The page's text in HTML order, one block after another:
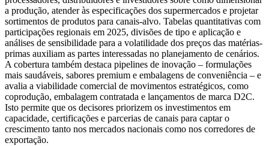
a produção, atender às especificações dos supermercados e projetar
sortimentos de produtos para canais-alvo. Tabelas quantitativas com
participações regionais em 2025, divisões de tipo e aplicação e
análises de sensibilidade para a volatilidade dos preços das matérias-
primas auxiliam as partes interessadas no planejamento de cenários.
A cobertura também destaca pipelines de inovação – formulações
mais saudáveis, sabores premium e embalagens de conveniência – e
avalia a viabilidade comercial de movimentos estratégicos, como
coprodução, embalagem contratada e lançamentos de marca D2C.
Isto permite que os decisores priorizem os investimentos em
capacidade, certificações e parcerias de canais para captar o
crescimento tanto nos mercados nacionais como nos corredores de
exportação.